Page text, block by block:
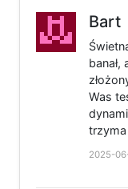
Bart
Was
2025-